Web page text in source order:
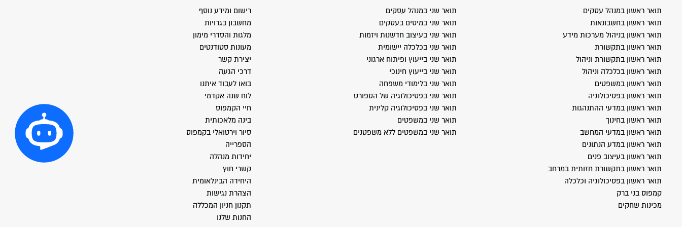
תואר ראשון במנהל עסקים
תואר ראשון בחשבונאות
תואר ראשון בניהול מערכות מידע
תואר ראשון בתקשורת
תואר ראשון בתקשורת וניהול
תואר ראשון בכלכלה וניהול
תואר ראשון במשפטים
תואר ראשון בפסיכולוגיה
תואר ראשון במדעי ההתנהגות
תואר ראשון בחינוך
תואר ראשון במדעי המחשב
תואר ראשון במדע הנתונים
תואר ראשון בעיצוב פנים
תואר ראשון בתקשורת חזותית במרחב
תואר ראשון בפסיכולוגיה וכלכלה
קמפוס בני ברק
מכינות שחקים
תואר שני במנהל עסקים
תואר שני במיסים בעסקים
תואר שני בעיצוב חדשנות ויזמות
תואר שני בכלכלה יישומית
תואר שני בייעוץ ופיתוח ארגוני
תואר שני בייעוץ חינוכי
תואר שני בלימודי משפחה
תואר שני בפסיכולוגיה של הספורט
תואר שני בפסיכולוגיה קלינית
תואר שני במשפטים
תואר שני במשפטים ללא משפטנים
רישום ומידע נוסף
מחשבון בגרויות
מלגות והסדרי מימון
מעונות סטודנטים
יצירת קשר
דרכי הגעה
בואו לעבוד איתנו
לוח שנה אקדמי
חיי הקמפוס
בינה מלאכותית
סיור וירטואלי בקמפוס
הספרייה
יחידות מנהלה
קשרי חוץ
היחידה הבינלאומית
הצהרת נגישות
תקנון חניון המכללה
החנות שלנו